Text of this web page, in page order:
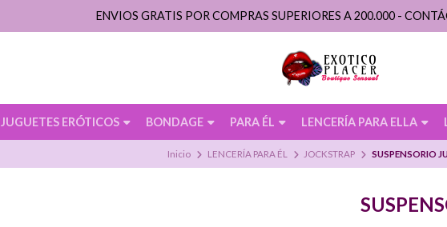
JUGUETES ERÓTICOS BONDAGE PARA ÉL LENCERÍA PARA ELLA
ENVIOS GRATIS POR COMPRAS SUPERIORES A 200.000 -
Inicio LENCERÍA PARA ÉL JOCKSTRAP SUSPENSORIO